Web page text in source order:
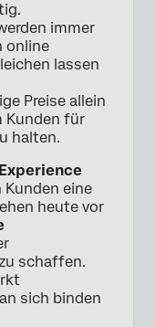
immer
online
lassen
Preise allein
Kunden für
halten.
Kunden eine
heute vor
schaffen.
sich binden